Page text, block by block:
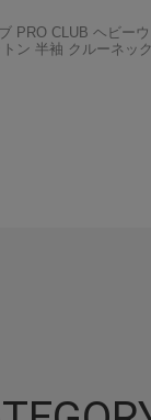
PRO CLUB ヘビーウ
ン 半袖 クルーネッ